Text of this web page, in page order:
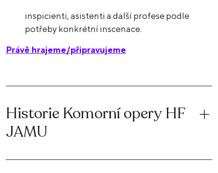
inspicienti, asistenti a další profese podle
potřeby konkrétní inscenace.
Právě hrajeme/připravujeme
Historie Komorní opery HF
JAMU